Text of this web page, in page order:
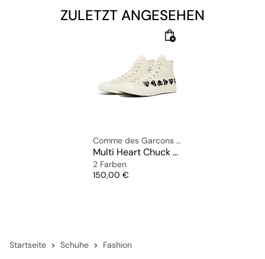
ZULETZT ANGESEHEN
Comme des Garcons Play
Multi Heart Chuck Taylor All Star '70 High
2 Farben
Preis
150,00 €
Startseite Schuhe Fashion